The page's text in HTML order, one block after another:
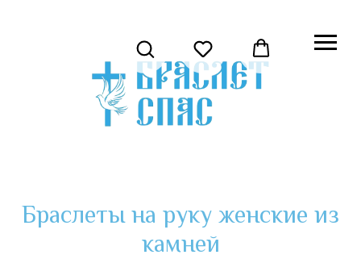
Браслеты на руку женские из
камней